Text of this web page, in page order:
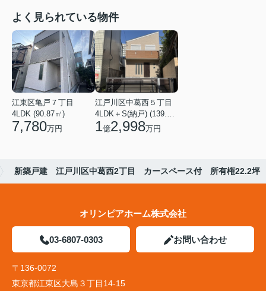
よく見られている物件
江東区亀戸７丁目
4LDK (90.87㎡)
7,780万円
江戸川区中葛西５丁目
4LDK＋S(納戸) (139.49㎡)
1億2,998万円
新築戸建 江戸川区中葛西2丁目 カースペース付 所有権22.2坪
オリンピアホーム株式会社
03-6807-0303 お問い合わせ
〒136-0072
東京都江東区大島３丁目14-15